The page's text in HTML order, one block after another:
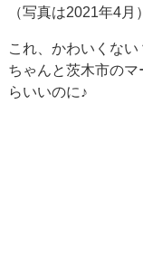
（写真は2021年4月）
これ、かわいくない
ちゃんと茨木市の
らいいのに♪